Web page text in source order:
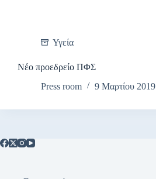
Υγεία
Νέο προεδρείο ΠΦΣ
Press room
9 Μαρτίου 2019